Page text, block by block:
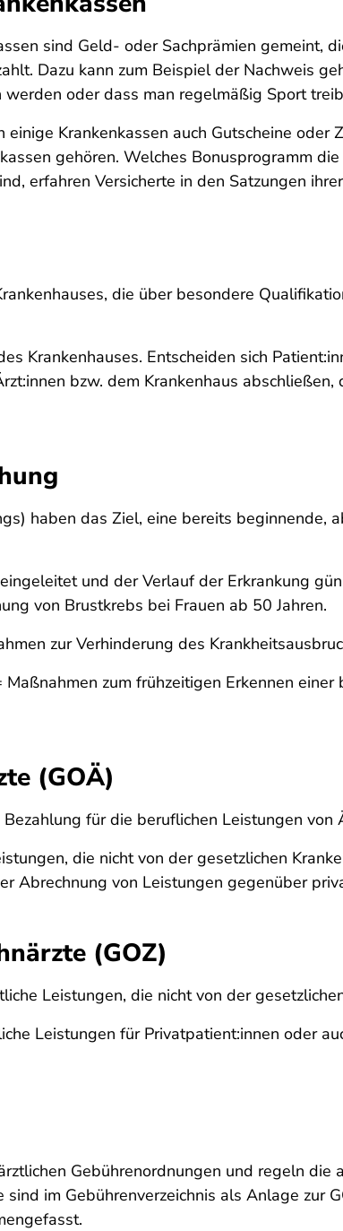
sind Geld- oder Sachprämien gemeint,
Dazu kann zum Beispiel der Nachweis
oder dass man regelmäßig Sport
Krankenkassen auch Gutscheine
gehören. Welches Bonusprogramm
erfahren Versicherte in den Satzungen
die über besondere
Krankenhauses. Entscheiden sich
bzw. dem Krankenhaus
haben das Ziel, eine bereits beginnende,
und der Verlauf der Erkrankung
von Brustkrebs bei Frauen ab 50 Jahren.
zur Verhinderung des
zum frühzeitigen Erkennen
(GOÄ)
für die beruflichen Leistungen von
die nicht von der gesetzlichen
Abrechnung von Leistungen gegenüber
(GOZ)
Leistungen, die nicht von der
Leistungen für Privatpatient:innen oder
Gebührenordnungen und regeln die
im Gebührenverzeichnis als Anlage zur